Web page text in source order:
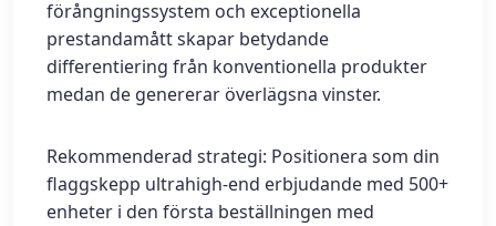
förångningssystem och exceptionella
prestandamått skapar betydande
differentiering från konventionella produkter
medan de genererar överlägsna vinster.
Rekommenderad strategi: Positionera som din
flaggskepp ultrahigh-end erbjudande med 500+
enheter i den första beställningen med